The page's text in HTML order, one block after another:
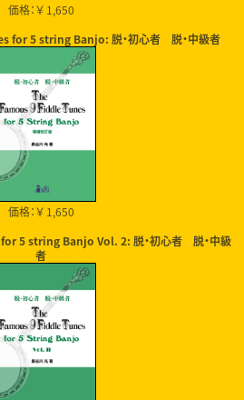
価格：￥ 1,650
for 5 string Banjo: 脱・初心者 脱・中級者
価格：￥ 1,650
5 string Banjo Vol. 2: 脱・初心者 脱・中級
者